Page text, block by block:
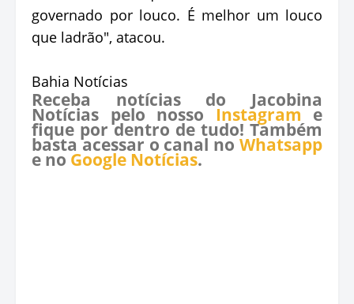
governado por louco. É melhor um louco
que ladrão", atacou.
Bahia Notícias
Receba notícias do Jacobina
Notícias pelo nosso Instagram e
fique por dentro de tudo! Também
basta acessar o canal no Whatsapp
e no Google Notícias.